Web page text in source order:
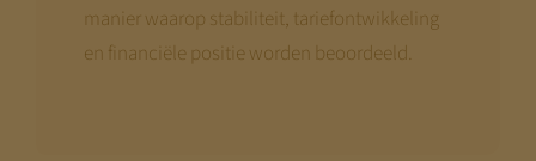
manier waarop stabiliteit, tariefontwikkeling
en financiële positie worden beoordeeld.